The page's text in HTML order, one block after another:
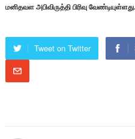
மனிதவள அபிவிருத்தி பிரிவு வேண்டியுள்ளது.
Tweet on Twitter